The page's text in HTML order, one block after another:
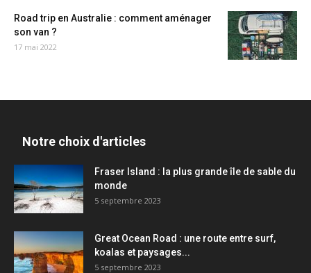
Road trip en Australie : comment aménager
son van ?
17 mai 2022
Notre choix d'articles
Fraser Island : la plus grande île de sable du
monde
5 septembre 2023
Great Ocean Road : une route entre surf,
koalas et paysages...
5 septembre 2023